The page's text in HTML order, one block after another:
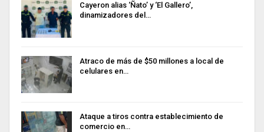
Cayeron alias ‘Ñato’ y ‘El Gallero’,
dinamizadores del…
Atraco de más de $50 millones a local de
celulares en…
Ataque a tiros contra establecimiento de
comercio en…